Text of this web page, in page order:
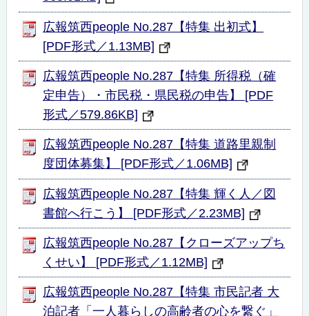
広報筑西people No.287【特集 出初式】
[PDF形式／1.13MB]
広報筑西people No.287【特集 所得税（確
定申告）・市民税・県民税の申告】 [PDF
形式／579.86KB]
広報筑西people No.287【特集 道路里親制
度団体募集】 [PDF形式／1.06MB]
広報筑西people No.287【特集 輝く人／図
書館へ行こう】 [PDF形式／2.23MB]
広報筑西people No.287【クローズアップち
くせい】 [PDF形式／1.12MB]
広報筑西people No.287【特集 市民記者 大
泊記者「一人暮らしの高齢者の心を繋ぐ」